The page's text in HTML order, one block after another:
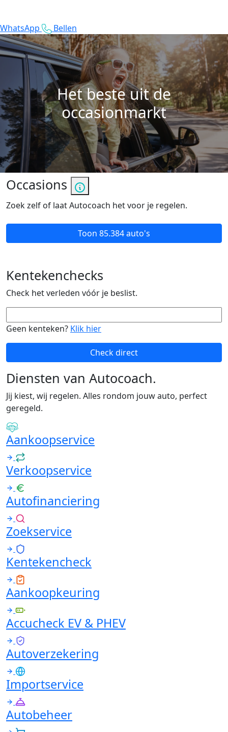
WhatsApp Bellen
Het beste uit de
occasionmarkt
Occasions
Zoek zelf of laat Autocoach het voor je regelen.
Toon 85.384 auto's
Kentekenchecks
Check het verleden vóór je beslist.
Geen kenteken? Klik hier
Check direct
Diensten van Autocoach.
Jij kiest, wij regelen. Alles rondom jouw auto, perfect
geregeld.
Aankoopservice
Verkoopservice
Autofinanciering
Zoekservice
Kentekencheck
Aankoopkeuring
Accucheck EV & PHEV
Autoverzekering
Importservice
Autobeheer